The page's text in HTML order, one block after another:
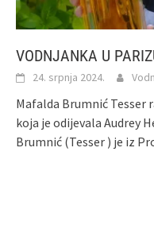
VODNJANKA U
24. srpnja 2024.
Mafalda Brumnić Tesser
koja je odijevala Audrey
Brumnić (Tesser ) je iz